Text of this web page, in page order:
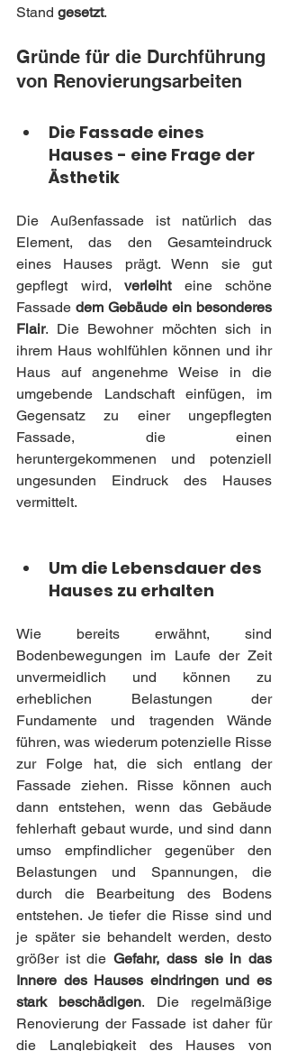
Stand gesetzt.
Gründe für die Durchführung
von Renovierungsarbeiten
Die Fassade eines
Hauses - eine Frage der
Ästhetik
Die Außenfassade ist natürlich das
Element, das den Gesamteindruck
eines Hauses prägt. Wenn sie gut
gepflegt wird, verleiht eine schöne
Fassade dem Gebäude ein besonderes
Flair. Die Bewohner möchten sich in
ihrem Haus wohlfühlen können und ihr
Haus auf angenehme Weise in die
umgebende Landschaft einfügen, im
Gegensatz zu einer ungepflegten
Fassade, die einen
heruntergekommenen und potenziell
ungesunden Eindruck des Hauses
vermittelt.
Um die Lebensdauer des
Hauses zu erhalten
Wie bereits erwähnt, sind
Bodenbewegungen im Laufe der Zeit
unvermeidlich und können zu
erheblichen Belastungen der
Fundamente und tragenden Wände
führen, was wiederum potenzielle Risse
zur Folge hat, die sich entlang der
Fassade ziehen. Risse können auch
dann entstehen, wenn das Gebäude
fehlerhaft gebaut wurde, und sind dann
umso empfindlicher gegenüber den
Belastungen und Spannungen, die
durch die Bearbeitung des Bodens
entstehen. Je tiefer die Risse sind und
je später sie behandelt werden, desto
größer ist die Gefahr, dass sie in das
Innere des Hauses eindringen und es
stark beschädigen. Die regelmäßige
Renovierung der Fassade ist daher für
die Langlebigkeit des Hauses von